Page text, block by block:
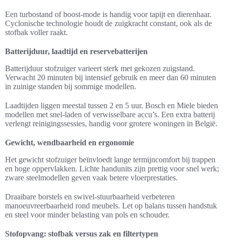
Een turbostand of boost-mode is handig voor tapijt en dierenhaar.
Cyclonische technologie houdt de zuigkracht constant, ook als de
stofbak voller raakt.
Batterijduur, laadtijd en reservebatterijen
Batterijduur stofzuiger varieert sterk met gekozen zuigstand.
Verwacht 20 minuten bij intensief gebruik en meer dan 60 minuten
in zuinige standen bij sommige modellen.
Laadtijden liggen meestal tussen 2 en 5 uur. Bosch en Miele bieden
modellen met snel-laden of verwisselbare accu’s. Een extra batterij
verlengt reinigingssessies, handig voor grotere woningen in België.
Gewicht, wendbaarheid en ergonomie
Het gewicht stofzuiger beïnvloedt lange termijncomfort bij trappen
en hoge oppervlakken. Lichte handunits zijn prettig voor snel werk;
zware steelmodellen geven vaak betere vloerprestaties.
Draaibare borstels en swivel-stuurbaarheid verbeteren
manoeuvreerbaarheid rond meubels. Let op balans tussen handstuk
en steel voor minder belasting van pols en schouder.
Stofopvang: stofbak versus zak en filtertypen